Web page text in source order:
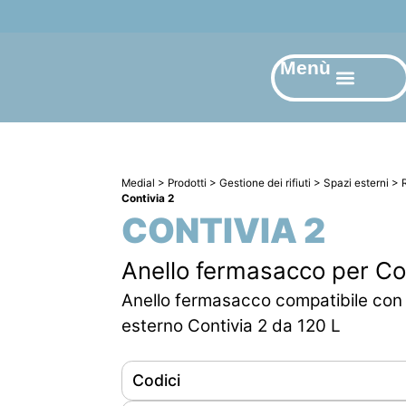
Menù
Medial > Prodotti >Gestione dei rifiuti >Spazi esterni >
Contivia 2
CONTIVIA 2
Anello fermasacco per
Anello fermasacco compatibile
esterno Contivia 2 da 120 L
Codici